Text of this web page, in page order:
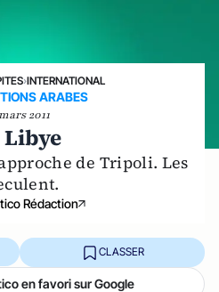
›INTERNATIONAL
ARABES
2011
de Tripoli. Les
Rédaction
CLASSER
en favori sur Google